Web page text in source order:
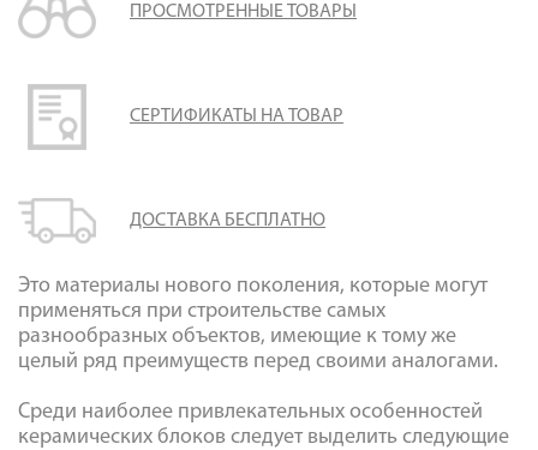
Галерея объектов
Контакты
ПРОСМОТРЕННЫЕ ТОВАРЫ
СЕРТИФИКАТЫ НА ТОВАР
ДОСТАВКА БЕСПЛАТНО
Это материалы нового поколения, которые могут
применяться при строительстве самых
разнообразных объектов, имеющие к тому же
целый ряд преимуществ перед своими аналогами.
Среди наиболее привлекательных особенностей
керамических блоков следует выделить следующие